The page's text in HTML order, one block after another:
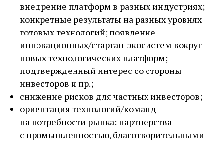
внедрение платформ в разных индустриях;
конкретные результаты на разных уровнях
готовых технологий; появление
инновационных/стартап-­экосистем вокруг
новых технологических платформ;
подтвержденный интерес со стороны
инвесторов и пр.;
снижение рисков для частных инвесторов;
ориентация технологий/команд
на потребности рынка: партнерства
с промышленностью, благотворительными